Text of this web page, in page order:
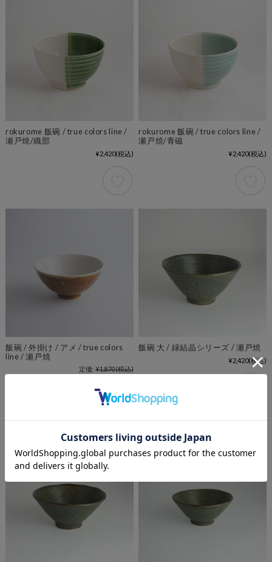
rokurome 飯碗 / true colors line /
瀬戸焼/織部
¥2,420(税込)
rokurome 飯碗 / true colors line /
瀬戸焼/青磁
¥2,420(税込)
飯碗 / 外掛け / アメ / true colors
line / 瀬戸焼
定価: ¥1,870(税込)
飯碗 大 / 緑結晶シリーズ / 瀬戸焼
¥2,420(税込)